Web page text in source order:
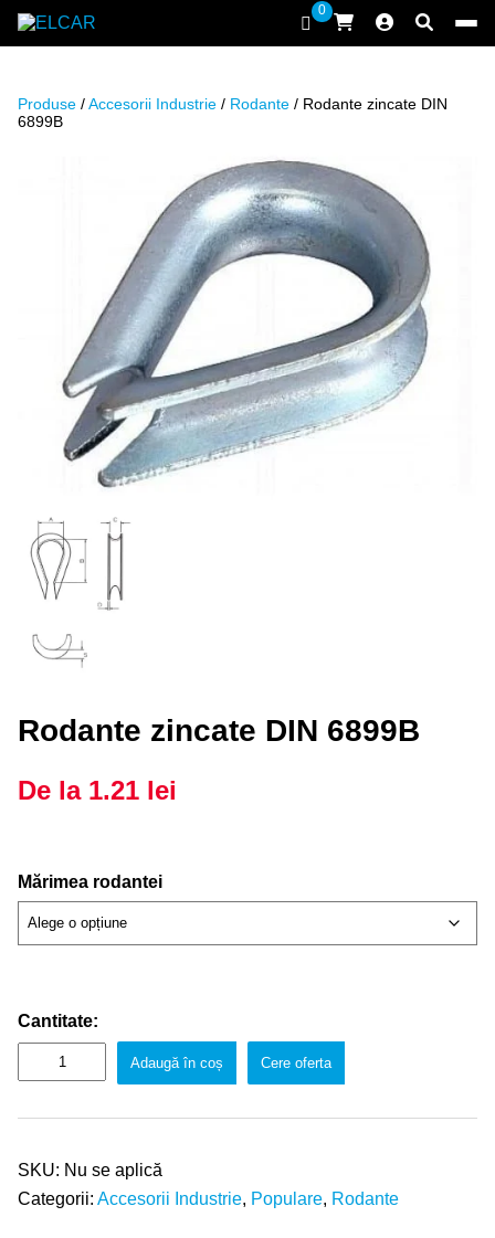
ELCAR
0
Produse /Accesorii Industrie / Rodante / Rodante zincate DIN
6899B
Rodante zincate DIN 6899B
De la 1.21 lei
Mărimea rodantei
Cantitate:
Adaugă în coș Cere oferta
SKU: Nu se aplică
Categorii: Accesorii Industrie, Populare, Rodante